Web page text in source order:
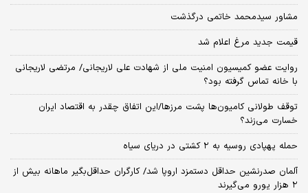
مشاور سیدمحمد خاتمی درگذشت
قیمت جدید مرغ اعلام شد
روایت عضو کمیسیون امنیت ملی از شهادت علی لاریجانی/ مرتضی لاریجانی
با خانه تماس گرفته بود؟
توقف طولانی کامیون‌ها پشت مرزها/این اتفاق چقدر به اقتصاد ایران
خسارت می‌زند؟
حمله پهپادی روسیه به ۲ کشتی در دریای سیاه
آلمان صدرنشین حداقل دستمزد اروپا شد/ کارگران حداقل‌بگیر ماهانه بیش از
۲ هزار یورو می‌گیرند